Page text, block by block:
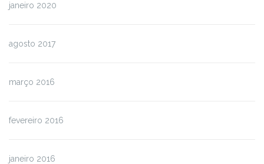
janeiro 2020
agosto 2017
março 2016
fevereiro 2016
janeiro 2016